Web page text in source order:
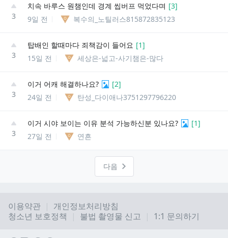
3
치속 바루스 원챔인데 경계 씹버프 먹었다며 [3]
9일 전
복수의_노틸러스815872835123
3
탑배인 할때마다 죄책감이 들어요 [1]
15일 전
세상은-넓고-사기챔은-많다
3
이거 어캐 해결하나요? [2]
24일 전
탄성_다이애나3751297796220
3
이거 시야 보이는 이유 분석 가능하신분 있나요? [1]
27일 전
연흔
다음
이용약관
개인정보처리방침
청소년 보호정책
불법 촬영물 신고 1:1 문의하기